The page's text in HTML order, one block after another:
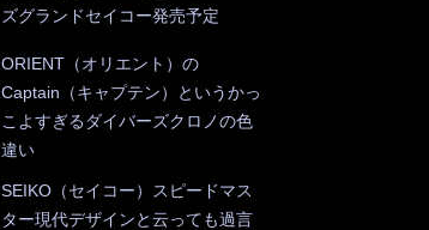
ズグランドセイコー発売予定
ORIENT（オリエント）の
Captain（キャプテン）というかっ
こよすぎるダイバーズクロノの色
違い
SEIKO（セイコー）スピードマス
ター現代デザインと云っても過言